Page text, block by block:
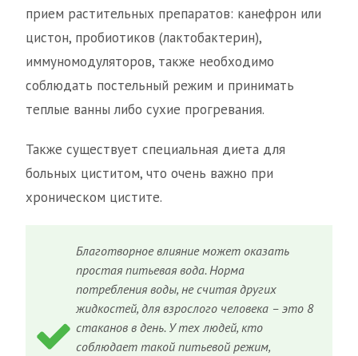
прием растительных препаратов: канефрон или
цистон, пробиотиков (лактобактерин),
иммуномодуляторов, также необходимо
соблюдать постельный режим и принимать
теплые ванны либо сухие прогревания.
Также существует специальная диета для
больных циститом, что очень важно при
хроническом цистите.
Благотворное влияние может оказать
простая питьевая вода. Норма
потребления воды, не считая других
жидкостей, для взрослого человека – это 8
стаканов в день. У тех людей, кто
соблюдает такой питьевой режим,